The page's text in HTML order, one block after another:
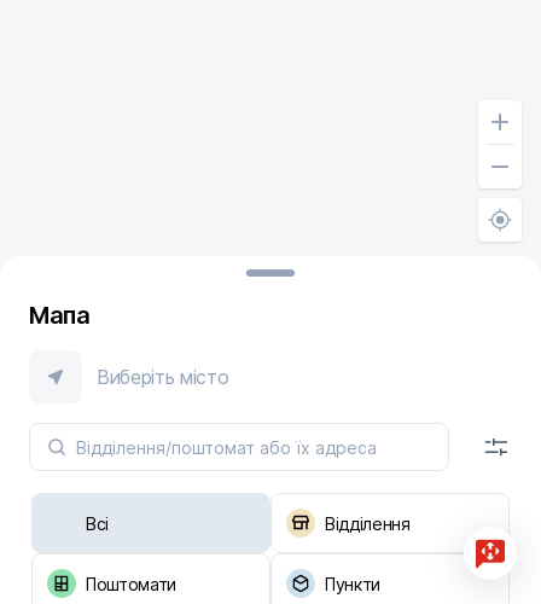
Мапа
Виберіть місто
Всі Відділення
Поштомати Пункти